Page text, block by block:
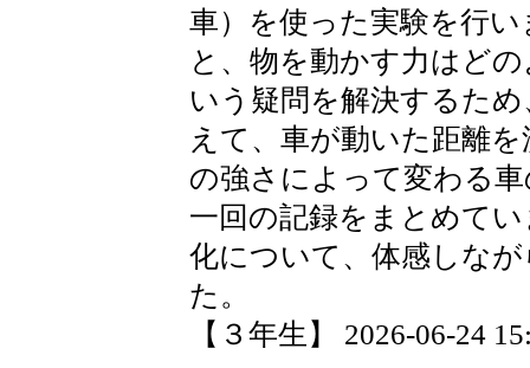
車）を使った実験を行
と、物を動かす力はど
いう疑問を解決するた
えて、車が動いた距離
の強さによって変わる
一回の記録をまとめて
化について、体感しな
た。
【３年生】 2026-06-24